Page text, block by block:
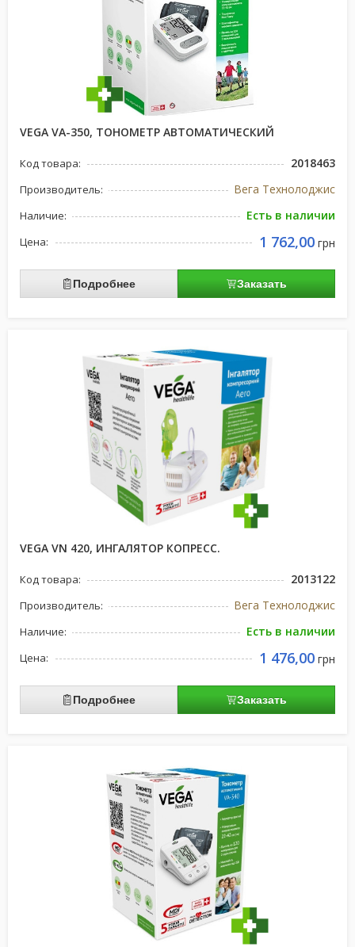
VEGA VA-350, ТОНОМЕТР АВТОМАТИЧЕСКИЙ
Код товара: 2018463
Производитель: Вега Технолоджис
Наличие: Есть в наличии
Цена: 1 762,00 грн
Подробнее Заказать
VEGA VN 420, ИНГАЛЯТОР КОПРЕСС.
Код товара: 2013122
Производитель: Вега Технолоджис
Наличие: Есть в наличии
Цена: 1 476,00 грн
Подробнее Заказать